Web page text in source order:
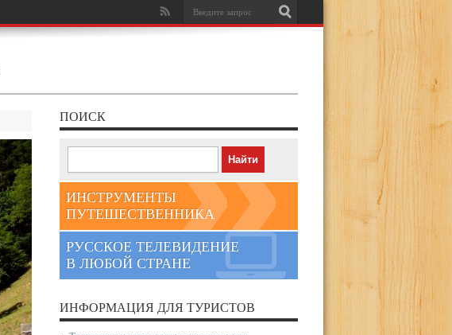
ПОИСК
ИНСТРУМЕНТЫ
ПУТЕШЕСТВЕННИКА
РУССКОЕ ТЕЛЕВИДЕНИЕ
В ЛЮБОЙ СТРАНЕ
ИНФОРМАЦИЯ ДЛЯ ТУРИСТОВ